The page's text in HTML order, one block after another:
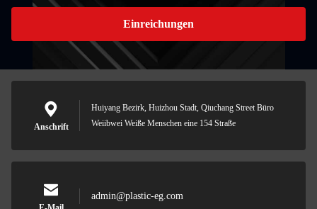
Einreichungen
Anschrift
Huiyang Bezirk, Huizhou Stadt, Qiuchang Street Büro
Weiibwei Weiße Menschen eine 154 Straße
admin@plastic-eg.com